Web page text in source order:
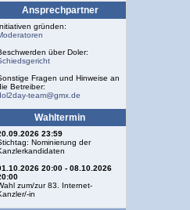
Ansprechpartner
gründen:
über Doler:
Fragen und Hinweise an
Betreiber:
team@gmx.de
Wahltermin
23:59
Nominierung der
20:00 - 08.10.2026
zum/zur 83. Internet-
in